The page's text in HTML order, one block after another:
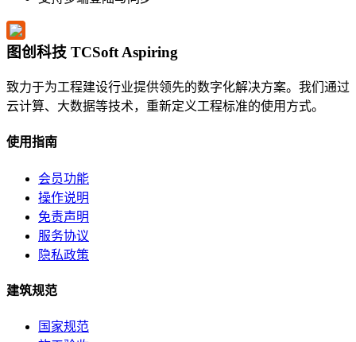
图创科技 TCSoft Aspiring
致力于为工程建设行业提供领先的数字化解决方案。我们通过
云计算、大数据等技术，重新定义工程标准的使用方式。
使用指南
会员功能
操作说明
免责声明
服务协议
隐私政策
建筑规范
国家规范